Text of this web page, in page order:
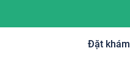
Đặt khám